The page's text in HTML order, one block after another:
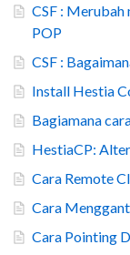
CSF :
POP
CSF :
Install Hestia
Bagiamana
HestiaCP:
Cara Remote
Cara
Cara Pointing